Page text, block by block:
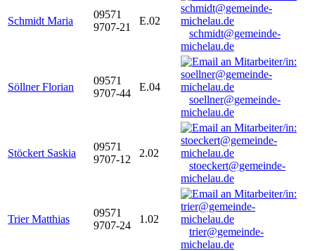
Schmidt Maria
09571
9707-21
E.02
schmidt@gemeinde-
michelau.de
Söllner Florian
09571
9707-44
E.04
soellner@gemeinde-
michelau.de
Stöckert Saskia
09571
9707-12
2.02
stoeckert@gemeinde-
michelau.de
Trier Matthias
09571
9707-24
1.02
trier@gemeinde-
michelau.de